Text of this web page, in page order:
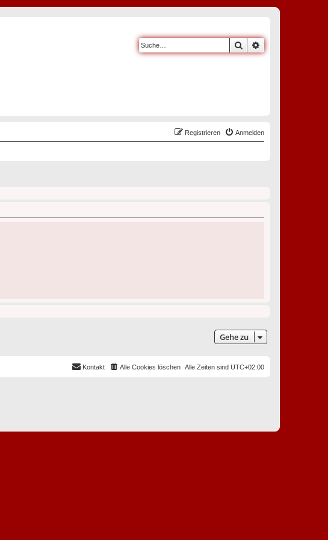
Suche
Anmelden
Registrieren
Gehe zu
Alle Zeiten sind UTC+02:00
Alle Cookies löschen
Kontakt